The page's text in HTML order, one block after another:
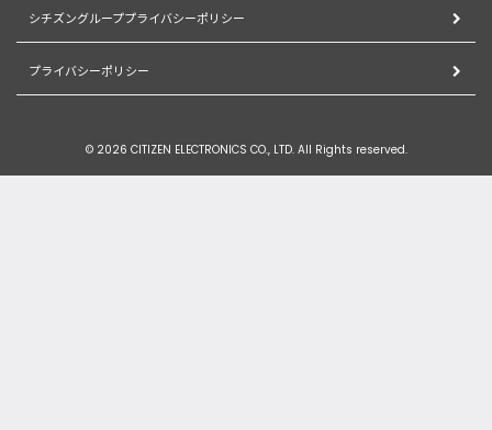
シチズングループプライバシーポリシー
プライバシーポリシー
© 2026 CITIZEN ELECTRONICS CO., LTD. All Rights reserved.